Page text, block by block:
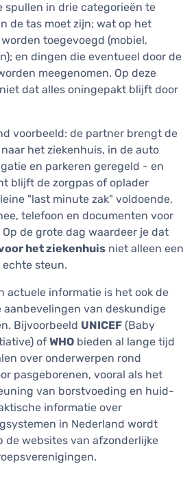
spullen in drie categorieën te
de tas moet zijn; wat op het
toegevoegd (mobiel,
en dingen die eventueel door de
meegenomen. Op deze
dat alles oningepakt blijft door
voorbeeld: de partner brengt de
het ziekenhuis, in de auto
en parkeren geregeld - en
blijft de zorgpas of oplader
"last minute zak" voldoende,
telefoon en documenten voor
de grote dag waardeer je dat
het ziekenhuis niet alleen een
echte steun.
actuele informatie is het ook de
aanbevelingen van deskundige
Bijvoorbeeld UNICEF (Baby
of WHO bieden al lange tijd
over onderwerpen rond
pasgeborenen, vooral als het
van borstvoeding en huid-
informatie over
in Nederland wordt
de websites van afzonderlijke